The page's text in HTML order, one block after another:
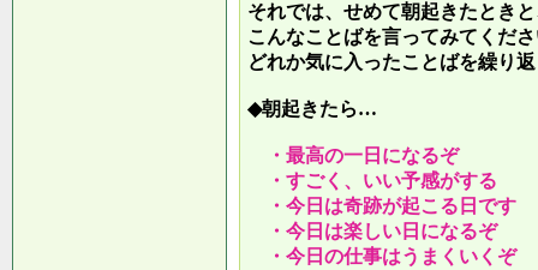
それでは、せめて朝起きたとき
こんなことばを言ってみてくだ
どれか気に入ったことばを繰り
◆朝起きたら…
・最高の一日になるぞ
・すごく、いい予感がする
・今日は奇跡が起こる日です
・今日は楽しい日になるぞ
・今日の仕事はうまくいくぞ